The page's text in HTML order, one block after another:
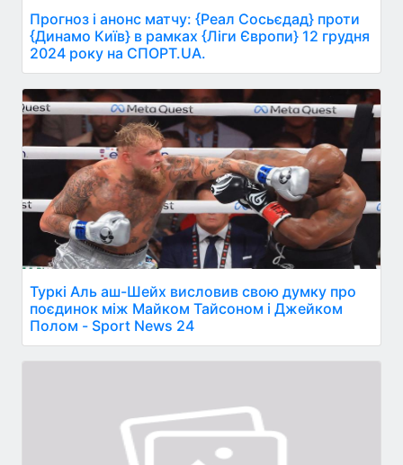
Прогноз і анонс матчу: {Реал Сосьєдад} проти
{Динамо Київ} в рамках {Ліги Європи} 12 грудня
2024 року на СПОРТ.UA.
Туркі Аль аш-Шейх висловив свою думку про
поєдинок між Майком Тайсоном і Джейком
Полом - Sport News 24